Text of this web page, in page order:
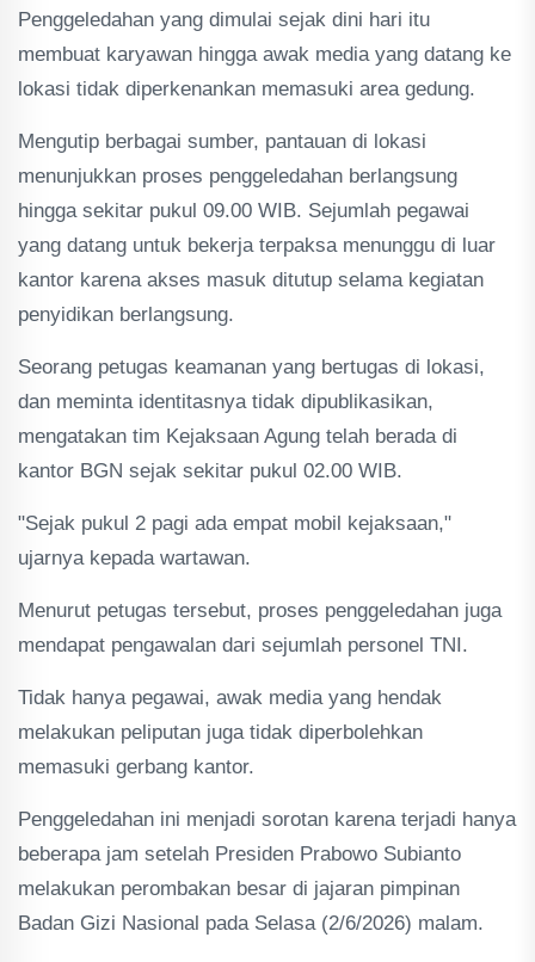
Penggeledahan yang dimulai sejak dini hari itu
membuat karyawan hingga awak media yang datang ke
lokasi tidak diperkenankan memasuki area gedung.
Mengutip berbagai sumber, pantauan di lokasi
menunjukkan proses penggeledahan berlangsung
hingga sekitar pukul 09.00 WIB. Sejumlah pegawai
yang datang untuk bekerja terpaksa menunggu di luar
kantor karena akses masuk ditutup selama kegiatan
penyidikan berlangsung.
Seorang petugas keamanan yang bertugas di lokasi,
dan meminta identitasnya tidak dipublikasikan,
mengatakan tim Kejaksaan Agung telah berada di
kantor BGN sejak sekitar pukul 02.00 WIB.
"Sejak pukul 2 pagi ada empat mobil kejaksaan,"
ujarnya kepada wartawan.
Menurut petugas tersebut, proses penggeledahan juga
mendapat pengawalan dari sejumlah personel TNI.
Tidak hanya pegawai, awak media yang hendak
melakukan peliputan juga tidak diperbolehkan
memasuki gerbang kantor.
Penggeledahan ini menjadi sorotan karena terjadi hanya
beberapa jam setelah Presiden Prabowo Subianto
melakukan perombakan besar di jajaran pimpinan
Badan Gizi Nasional pada Selasa (2/6/2026) malam.